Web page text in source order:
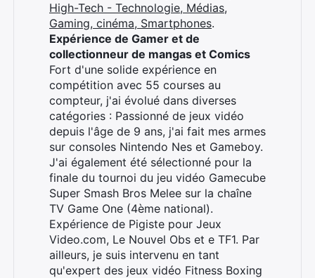
High-Tech - Technologie, Médias,
Gaming, cinéma, Smartphones.
Expérience de Gamer et de
collectionneur de mangas et Comics
Fort d'une solide expérience en
compétition avec 55 courses au
compteur, j'ai évolué dans diverses
catégories : Passionné de jeux vidéo
depuis l'âge de 9 ans, j'ai fait mes armes
sur consoles Nintendo Nes et Gameboy.
J'ai également été sélectionné pour la
finale du tournoi du jeu vidéo Gamecube
Super Smash Bros Melee sur la chaîne
TV Game One (4ème national).
Expérience de Pigiste pour Jeux
Video.com, Le Nouvel Obs et e TF1. Par
ailleurs, je suis intervenu en tant
qu'expert des jeux vidéo Fitness Boxing